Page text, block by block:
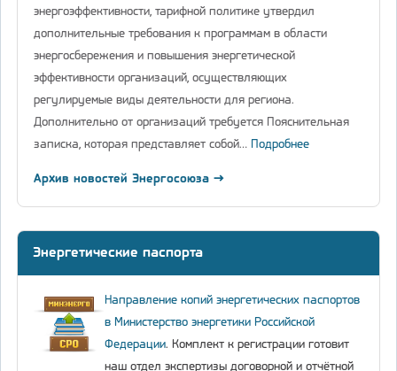
энергоэффективности, тарифной политике утвердил
дополнительные требования к программам в области
энергосбережения и повышения энергетической
эффективности организаций, осуществляющих
регулируемые виды деятельности для региона.
Дополнительно от организаций требуется Пояснительная
записка, которая представляет собой… Подробнее
Архив новостей Энергосоюза →
Энергетические паспорта
Направление копий энергетических паспортов
в Министерство энергетики Российской
Федерации. Комплект к регистрации готовит
наш отдел экспертизы договорной и отчётной